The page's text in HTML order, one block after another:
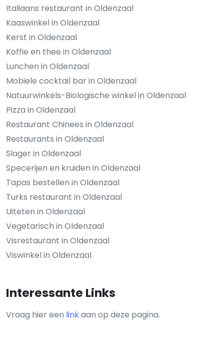
Italiaans restaurant in Oldenzaal
Kaaswinkel in Oldenzaal
Kerst in Oldenzaal
Koffie en thee in Oldenzaal
Lunchen in Oldenzaal
Mobiele cocktail bar in Oldenzaal
Natuurwinkels-Biologische winkel in Oldenzaal
Pizza in Oldenzaal
Restaurant Chinees in Oldenzaal
Restaurants in Oldenzaal
Slager in Oldenzaal
Specerijen en kruiden in Oldenzaal
Tapas bestellen in Oldenzaal
Turks restaurant in Oldenzaal
Uiteten in Oldenzaal
Vegetarisch in Oldenzaal
Visrestaurant in Oldenzaal
Viswinkel in Oldenzaal
Interessante Links
Vraag hier een linkaan op deze pagina.